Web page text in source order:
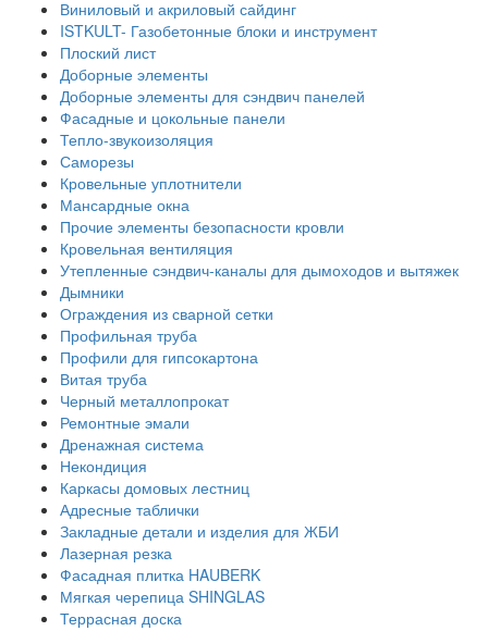
Виниловый и акриловый сайдинг
ISTKULT- Газобетонные блоки и инструмент
Плоский лист
Доборные элементы
Доборные элементы для сэндвич панелей
Фасадные и цокольные панели
Тепло-звукоизоляция
Саморезы
Кровельные уплотнители
Мансардные окна
Прочие элементы безопасности кровли
Кровельная вентиляция
Утепленные сэндвич-каналы для дымоходов и вытяжек
Дымники
Ограждения из сварной сетки
Профильная труба
Профили для гипсокартона
Витая труба
Черный металлопрокат
Ремонтные эмали
Дренажная система
Некондиция
Каркасы домовых лестниц
Адресные таблички
Закладные детали и изделия для ЖБИ
Лазерная резка
Фасадная плитка HAUBERK
Мягкая черепица SHINGLAS
Террасная доска